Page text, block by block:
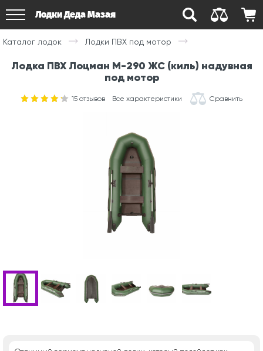
Лодки Деда Мазая
Каталог лодок Лодки ПВХ под мотор
Лодка ПВХ Лоцман М-290 ЖС (киль) надувная
под мотор
15 отзывов Все характеристики Сравнить